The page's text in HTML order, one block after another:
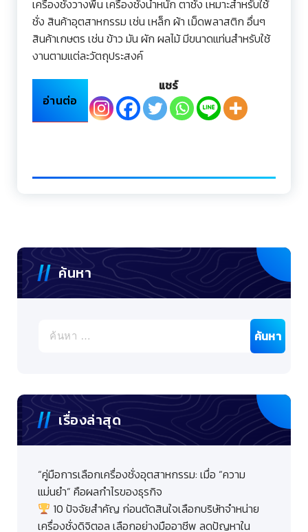
เครื่องชั่งวางพื้น เครื่องชั่งน้ำหนัก ตาชั่ง เหมาะสำหรับใช้
ชั่ง สินค้าอุตสาหกรรม เช่น เหล็ก ผ้า เม็ดพลาสติก อื่นๆ
สินค้าเกษตร เช่น ข้าว มัน ผัก ผลไม้ มีขนาดแท่นสำหรับใช้
งานตามแต่ละวัตถุประสงค์
อ่านต่อ
แชร์
ค้นหา
ค้นหา
สำหรับ:
เรื่องล่าสุด
“คู่มือการเลือกเครื่องชั่งอุตสาหกรรม: เมื่อ “ความ
แม่นยำ” คือผลกำไรของธุรกิจ
10 ปัจจัยสำคัญ ก่อนตัดสินใจเลือกบริษัทจำหน่าย
เครื่องชั่งดิจิตอล เลือกอย่างมืออาชีพ ลดปัญหาใน